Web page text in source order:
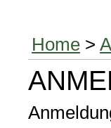
Home >